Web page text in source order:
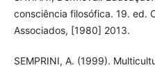
consciência filosófica. 19. ed.
Associados, [1980] 2013.
SEMPRINI, A. (1999).